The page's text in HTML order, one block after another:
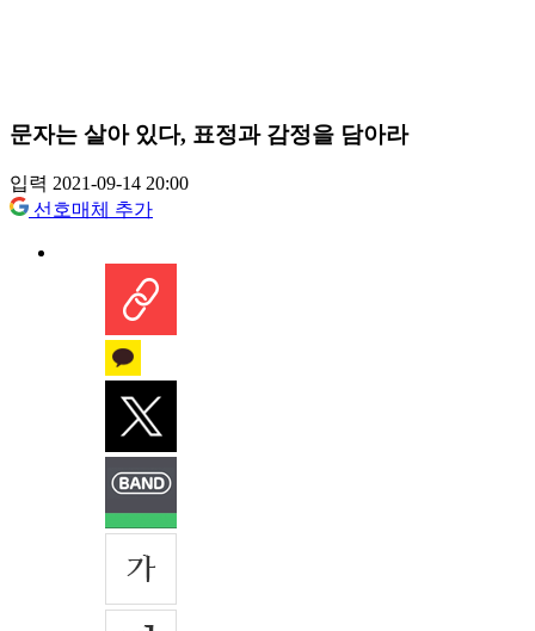
문자는 살아 있다, 표정과 감정을 담아라
입력 2021-09-14 20:00
선호매체 추가